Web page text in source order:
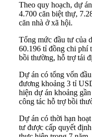
Theo quy hoạch, dự
4.700 căn biệt thự,
căn nhà ở xã hội.
Tổng mức đầu tư của
60.196 tỉ đồng chi phí
bồi thường, hỗ trợ tái
Dự án có tổng vốn
đương khoảng 3 tỉ
hiện dự án khoảng
công tác hỗ trợ bồi
Dự án có thời hạn
tư được cấp quyết